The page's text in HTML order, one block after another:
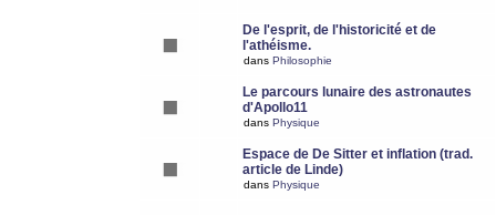
De l'esprit, de l'historicité et de
l'athéisme.
dans Philosophie
Le parcours lunaire des astronautes
d'Apollo11
dans Physique
Espace de De Sitter et inflation (trad.
article de Linde)
dans Physique